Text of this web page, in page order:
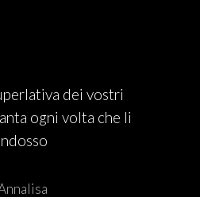
dei vostri
ogni volta che li